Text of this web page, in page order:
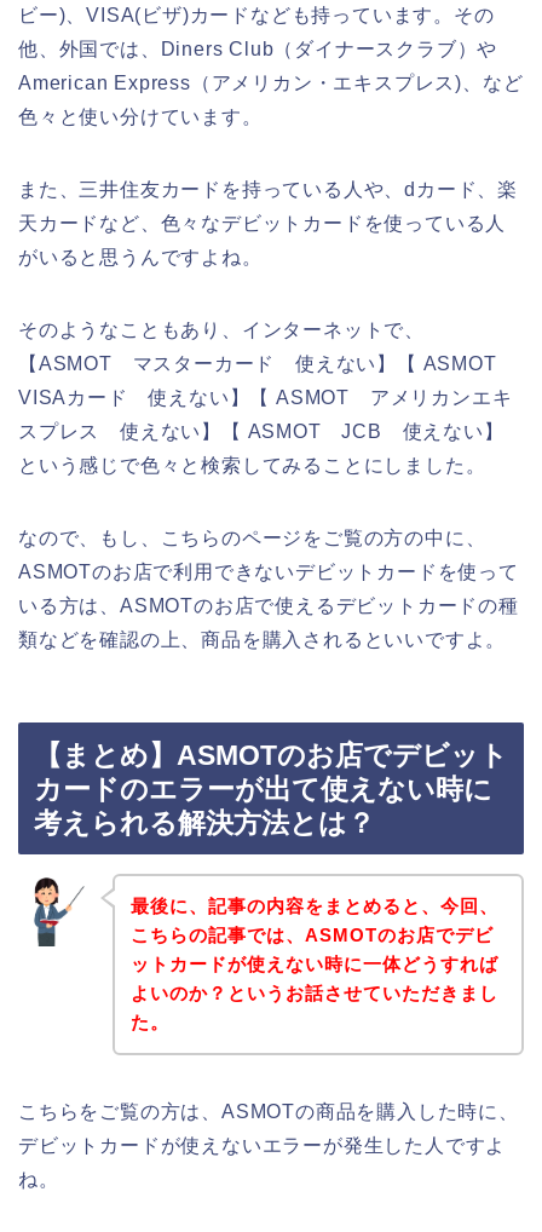
ビー)、VISA(ビザ)カードなども持っています。その
他、外国では、Diners Club（ダイナースクラブ）や
American Express（アメリカン・エキスプレス)、など
色々と使い分けています。
また、三井住友カードを持っている人や、dカード、楽
天カードなど、色々なデビットカードを使っている人
がいると思うんですよね。
そのようなこともあり、インターネットで、
【ASMOT マスターカード 使えない】【 ASMOT
VISAカード 使えない】【 ASMOT アメリカンエキ
スプレス 使えない】【 ASMOT JCB 使えない】
という感じで色々と検索してみることにしました。
なので、もし、こちらのページをご覧の方の中に、
ASMOTのお店で利用できないデビットカードを使って
いる方は、ASMOTのお店で使えるデビットカードの種
類などを確認の上、商品を購入されるといいですよ。
【まとめ】ASMOTのお店でデビット
カードのエラーが出て使えない時に
考えられる解決方法とは？
最後に、記事の内容をまとめると、今回、
こちらの記事では、ASMOTのお店でデビ
ットカードが使えない時に一体どうすれば
よいのか？というお話させていただきまし
た。
こちらをご覧の方は、ASMOTの商品を購入した時に、
デビットカードが使えないエラーが発生した人ですよ
ね。